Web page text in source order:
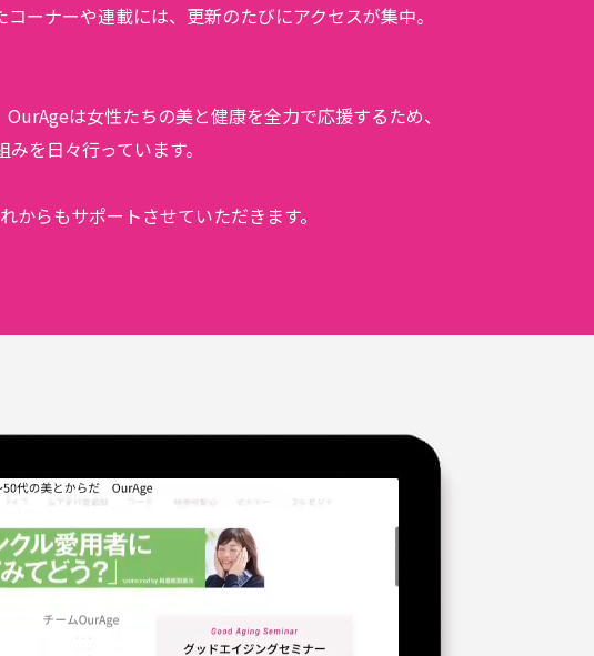
ーナーや連載には、更新のたびにアクセスが集中。
は女性たちの美と健康を全力で応援するため、
を日々行っています。
らもサポートさせていただきます。